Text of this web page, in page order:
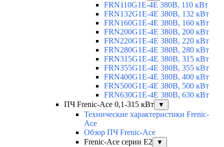
FRN110G1E-4E 380В, 110 кВт
FRN132G1E-4E 380В, 132 кВт
FRN160G1E-4E 380В, 160 кВт
FRN200G1E-4E 380В, 200 кВт
FRN220G1E-4E 380В, 220 кВт
FRN280G1E-4E 380В, 280 кВт
FRN315G1E-4E 380В, 315 кВт
FRN355G1E-4E 380В, 355 кВт
FRN400G1E-4E 380В, 400 кВт
FRN500G1E-4E 380В, 500 кВт
FRN630G1E-4E 380В, 630 кВт
ПЧ Frenic-Ace 0,1-315 кВт
▼
Технические характеристики Frenic-
Ace
Обзор ПЧ Frenic-Ace
Frenic-Ace серии E2
▼